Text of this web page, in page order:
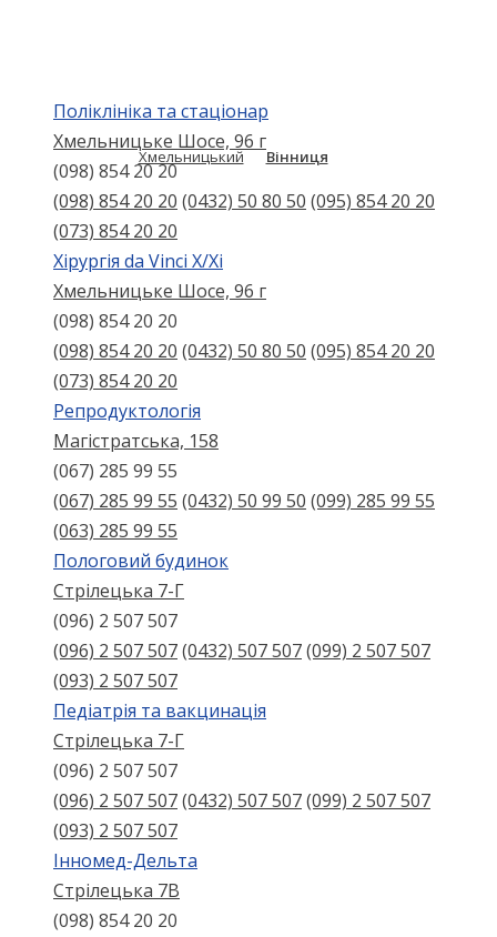
Хмельницький Вінниця
Поліклініка та стаціонар
Хмельницьке Шосе, 96 г
(098) 854 20 20
(098) 854 20 20 (0432) 50 80 50 (095) 854 20 20
(073) 854 20 20
Хірургія da Vinci X/Xі
Хмельницьке Шосе, 96 г
(098) 854 20 20
(098) 854 20 20 (0432) 50 80 50 (095) 854 20 20
(073) 854 20 20
Репродуктологія
Магістратська, 158
(067) 285 99 55
(067) 285 99 55 (0432) 50 99 50 (099) 285 99 55
(063) 285 99 55
Пологовий будинок
Стрілецька 7-Г
(096) 2 507 507
(096) 2 507 507(0432) 507 507(099) 2 507 507
(093) 2 507 507
Педіатрія та вакцинація
Стрілецька 7-Г
(096) 2 507 507
(096) 2 507 507(0432) 507 507(099) 2 507 507
(093) 2 507 507
Інномед-Дельта
Стрілецька 7В
(098) 854 20 20